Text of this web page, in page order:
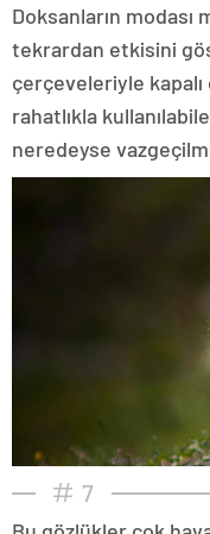
Doksanların
tekrardan etkisini
çerçeveleriyle
rahatlıkla
neredeyse
7